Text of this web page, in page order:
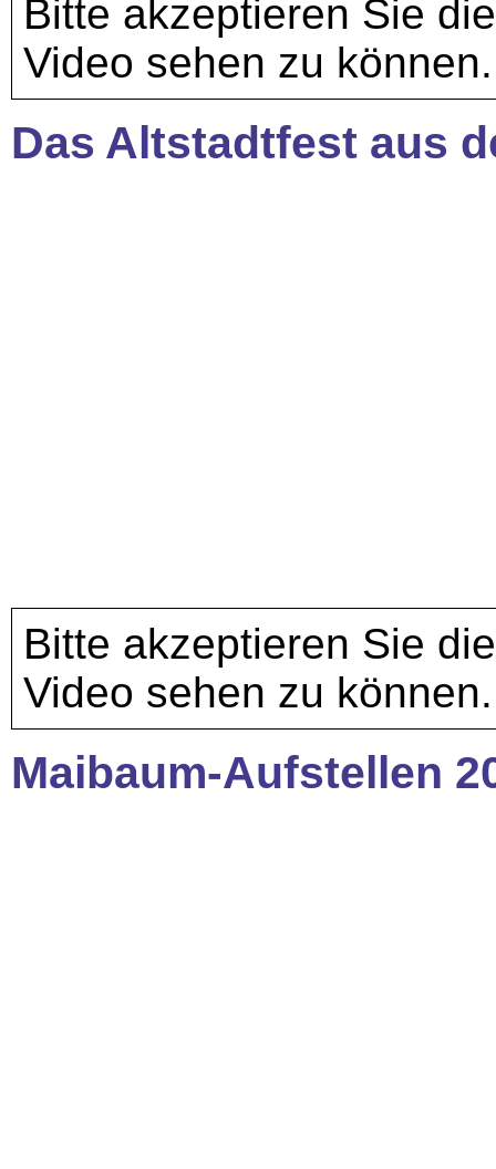
Bitte akzeptieren Sie
Video sehen zu können.
Das Altstadtfest aus
Bitte akzeptieren Sie
Video sehen zu können.
Maibaum-Aufstellen